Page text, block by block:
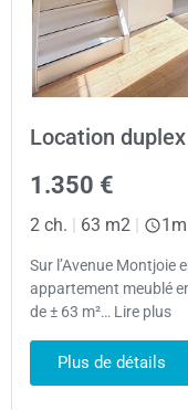
Location
1.350 €
2 ch. | 63 m2 | 1m
Sur l’Avenue Montjoie
appartement meublé
de ± 63 m²… Lire plus
Plus de détails